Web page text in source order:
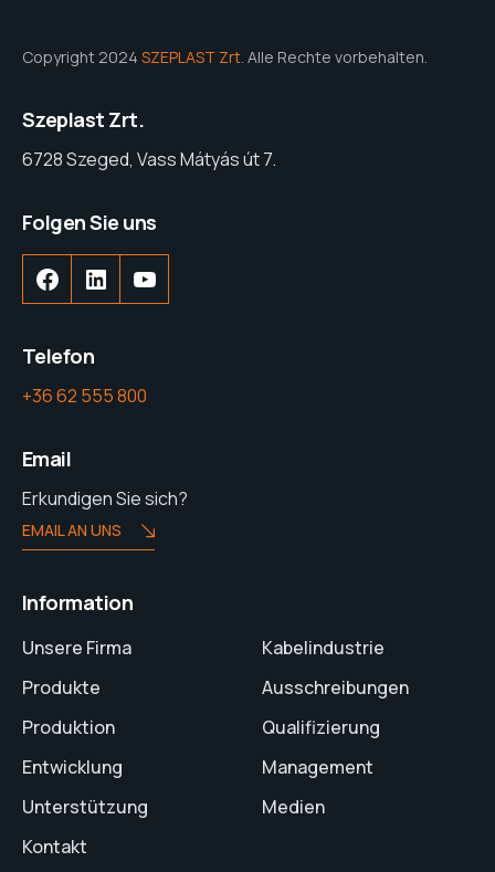
Copyright 2024 SZEPLAST Zrt. Alle Rechte vorbehalten.
Szeplast Zrt.
6728 Szeged, Vass Mátyás út 7.
Folgen Sie uns
Telefon
+36 62 555 800
Email
Erkundigen Sie sich?
EMAIL AN UNS
Information
Unsere Firma
Produkte
Produktion
Entwicklung
Unterstützung
Kontakt
Kabelindustrie
Ausschreibungen
Qualifizierung
Management
Medien